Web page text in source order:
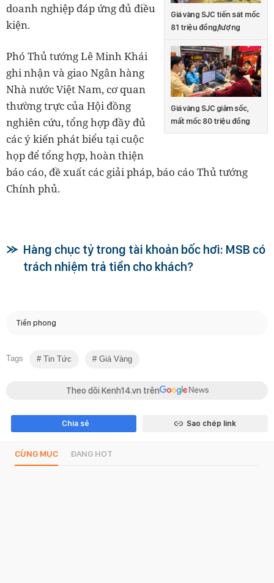
Giá vàng SJC tiến sát mốc
81 triệu đồng/lượng
Giá vàng SJC giảm sốc,
mất mốc 80 triệu đồng
doanh nghiệp đáp ứng đủ điều
kiện.
Phó Thủ tướng Lê Minh Khái
ghi nhận và giao Ngân hàng
Nhà nước Việt Nam, cơ quan
thường trực của Hội đồng
nghiên cứu, tổng hợp đầy đủ
các ý kiến phát biểu tại cuộc
họp để tổng hợp, hoàn thiện
báo cáo, đề xuất các giải pháp, báo cáo Thủ tướng
Chính phủ.
Hàng chục tỷ trong tài khoản bốc hơi: MSB có
trách nhiệm trả tiền cho khách?
Tiền phong
Tags Tin Tức Giá Vàng
Theo dõi Kenh14.vn trên
Chia sẻ Sao chép link
CÙNG MỤC ĐANG HOT